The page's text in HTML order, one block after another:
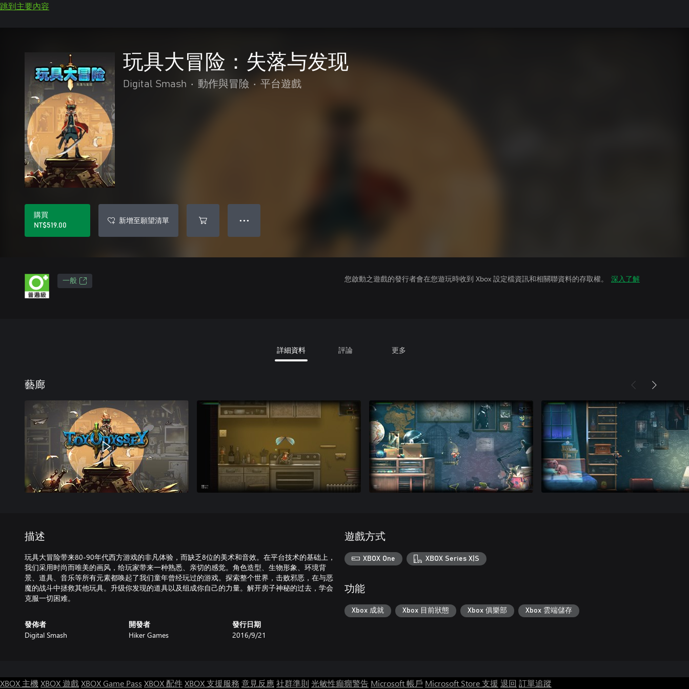
跳到主要內容
玩具大冒险：失落与发现
Digital Smash • 動作與冒險 • 平台遊戲
購買
NT$519.00
新增至願望清單 ● ● ●
一般 您啟動之遊戲的發行者會在您遊玩時收到 Xbox 設定檔資訊和相關聯資料的存取權。 深入了解
詳細資料 評論 更多
藝廊
描述
玩具大冒险带来80-90年代西方游戏的非凡体验，而缺乏8位的美术和音效。在平台技术的基础上，
我们采用时尚而唯美的画风，给玩家带来一种熟悉、亲切的感觉。角色造型、生物形象、环境背
景、道具、音乐等所有元素都唤起了我们童年曾经玩过的游戏。探索整个世界，击败邪恶，在与恶
魔的战斗中拯救其他玩具。升级你发现的道具以及组成你自己的力量。解开房子神秘的过去，学会
克服一切困难。
發佈者
Digital Smash
開發者
Hiker Games
發行日期
2016/9/21
遊戲方式
XBOX One XBOX Series X|S
功能
Xbox 成就 Xbox 目前狀態 Xbox 俱樂部 Xbox 雲端儲存
XBOX 主機XBOX 遊戲XBOX Game Pass XBOX 配件XBOX 支援服務 意見反應社群準則 光敏性癲癇警告 Microsoft 帳戶 Microsoft Store 支援 退回 訂單追蹤